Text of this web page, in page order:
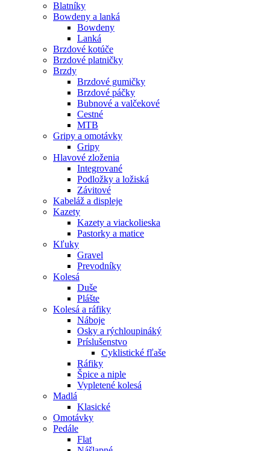
Blatníky
Bowdeny a lanká
Bowdeny
Lanká
Brzdové kotúče
Brzdové platničky
Brzdy
Brzdové gumičky
Brzdové páčky
Bubnové a valčekové
Cestné
MTB
Gripy a omotávky
Gripy
Hlavové zloženia
Integrované
Podložky a ložiská
Závitové
Kabeláž a displeje
Kazety
Kazety a viackolieska
Pastorky a matice
Kľuky
Gravel
Prevodníky
Kolesá
Duše
Plášte
Kolesá a ráfiky
Náboje
Osky a rýchloupináký
Príslušenstvo
Cyklistické fľaše
Ráfiky
Špice a niple
Vypletené kolesá
Madlá
Klasické
Omotávky
Pedále
Flat